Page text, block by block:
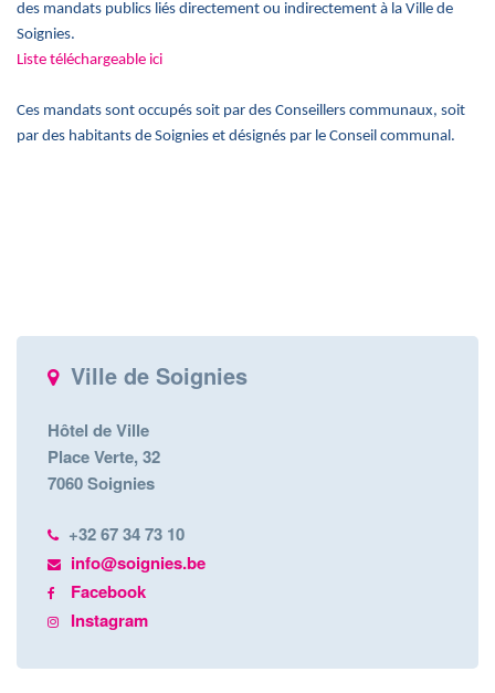
des mandats publics liés directement ou indirectement à la Ville de
Soignies.
Liste téléchargeable ici
Ces mandats sont occupés soit par des Conseillers communaux, soit
par des habitants de Soignies et désignés par le Conseil communal.
Ville de Soignies
Hôtel de Ville
Place Verte, 32
7060 Soignies
+32 67 34 73 10
info@soignies.be
Facebook
Instagram